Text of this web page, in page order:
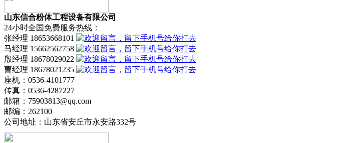
山东信合粉体工程设备有限公司
24小时全国免费服务热线：
张经理 18653668101
马经理 15662562758
殷经理 18678029022
曹经理 18678021235
座机：0536-4101777
传真：0536-4287227
邮箱：75903813@qq.com
邮编：262100
公司地址：山东省安丘市永安路332号